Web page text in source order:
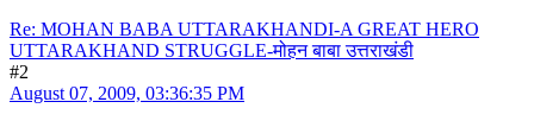
Re: MOHAN BABA UTTARAKHANDI-A GREAT HERO
UTTARAKHAND STRUGGLE-मोहन बाबा उत्तराखंडी
#2
August 07, 2009, 03:36:35 PM